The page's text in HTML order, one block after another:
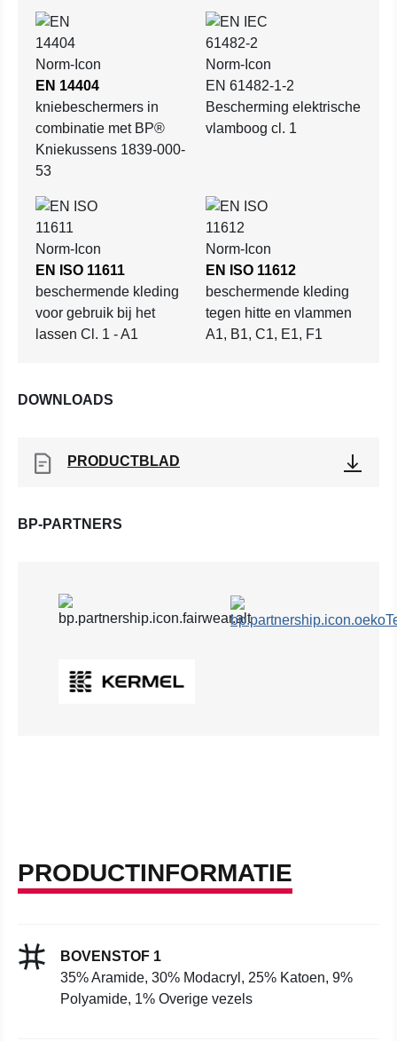
EN 14404
kniebeschermers in
combinatie met BP®
Kniekussens 1839-000-
53
EN 61482-1-2
Bescherming elektrische
vlamboog cl. 1
EN ISO 11611
beschermende kleding
voor gebruik bij het
lassen Cl. 1 - A1
EN ISO 11612
beschermende kleding
tegen hitte en vlammen
A1, B1, C1, E1, F1
DOWNLOADS
PRODUCTBLAD
BP-PARTNERS
PRODUCTINFORMATIE
BOVENSTOF 1
35% Aramide, 30% Modacryl, 25% Katoen, 9%
Polyamide, 1% Overige vezels